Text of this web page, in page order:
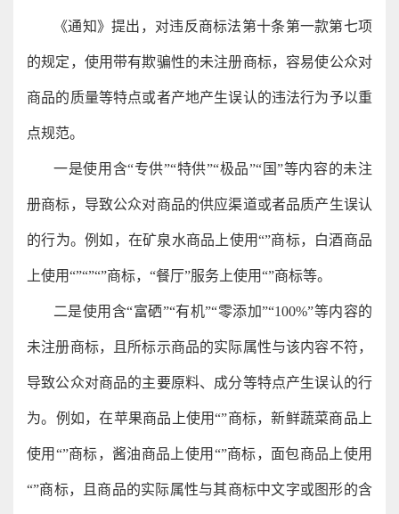
《通知》提出，对违反商标法第十条第一款第七项
的规定，使用带有欺骗性的未注册商标，容易使公众对
商品的质量等特点或者产地产生误认的违法行为予以重
点规范。
一是使用含“专供”“特供”“极品”“国”等内容的未注
册商标，导致公众对商品的供应渠道或者品质产生误认
的行为。例如，在矿泉水商品上使用“”商标，白酒商品
上使用“”“”“”商标，“餐厅”服务上使用“”商标等。
二是使用含“富硒”“有机”“零添加”“100%”等内容的
未注册商标，且所标示商品的实际属性与该内容不符，
导致公众对商品的主要原料、成分等特点产生误认的行
为。例如，在苹果商品上使用“”商标，新鲜蔬菜商品上
使用“”商标，酱油商品上使用“”商标，面包商品上使用
“”商标，且商品的实际属性与其商标中文字或图形的含